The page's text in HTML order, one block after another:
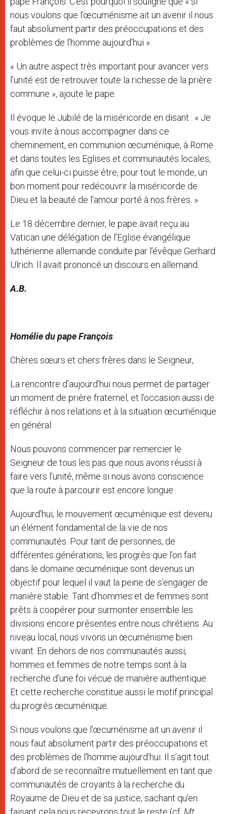
nous voulons que l’œcuménisme ait un avenir il nous
faut absolument partir des préoccupations et des
problèmes de l’homme aujourd’hui ».
« Un autre aspect très important pour avancer vers
l’unité est de retrouver toute la richesse de la prière
commune », ajoute le pape.
Il évoque le Jubilé de la miséricorde en disant : « Je
vous invite à nous accompagner dans ce
cheminement, en communion œcuménique, à Rome
et dans toutes les Eglises et communautés locales,
afin que celui-ci puisse être, pour tout le monde, un
bon moment pour redécouvrir la miséricorde de
Dieu et la beauté de l’amour porté à nos frères. »
Le 18 décembre dernier, le pape avait reçu au
Vatican une délégation de l’Eglise évangélique
luthérienne allemande conduite par l’évêque Gerhard
Ulrich. Il avait prononcé un discours en allemand.
A.B.
Homélie du pape François
Chères sœurs et chers frères dans le Seigneur,
La rencontre d’aujourd’hui nous permet de partager
un moment de prière fraternel, et l’occasion aussi de
réfléchir à nos relations et à la situation œcuménique
en général.
Nous pouvons commencer par remercier le
Seigneur de tous les pas que nous avons réussi à
faire vers l’unité, même si nous avons conscience
que la route à parcourir est encore longue.
Aujourd’hui, le mouvement œcuménique est devenu
un élément fondamental de la vie de nos
communautés. Pour tant de personnes, de
différentes générations, les progrès que l’on fait
dans le domaine œcuménique sont devenus un
objectif pour lequel il vaut la peine de s’engager de
manière stable. Tant d’hommes et de femmes sont
prêts à coopérer pour surmonter ensemble les
divisions encore présentes entre nous chrétiens. Au
niveau local, nous vivons un œcuménisme bien
vivant. En dehors de nos communautés aussi,
hommes et femmes de notre temps sont à la
recherche d’une foi vécue de manière authentique.
Et cette recherche constitue aussi le motif principal
du progrès œcuménique.
Si nous voulons que l’œcuménisme ait un avenir il
nous faut absolument partir des préoccupations et
des problèmes de l’homme aujourd’hui. Il s’agit tout
d’abord de se reconnaître mutuellement en tant que
communautés de croyants à la recherche du
Royaume de Dieu et de sa justice, sachant qu’en
faisant cela nous recevrons tout le reste (cf. Mt